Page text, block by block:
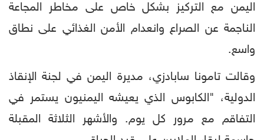
اليمن مع التركيز بشكل خاص على مخاطر المجاعة
الناجمة عن الصراع وانعدام الأمن الغذائي على نطاق
واسع.
وقالت تامونا سابادزي، مديرة اليمن في لجنة الإنقاذ
الدولية، "الكابوس الذي يعيشه اليمنيون يستمر في
التفاقم مع مرور كل يوم. والأشهر الثلاثة المقبلة